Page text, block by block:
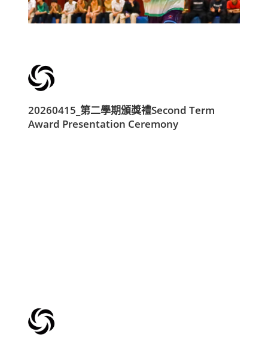
20260415_第二學期頒獎禮Second Term
Award Presentation Ceremony